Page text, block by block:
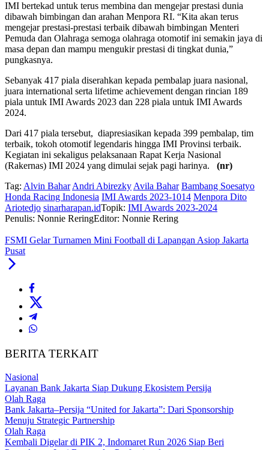
IMI bertekad untuk terus membina dan mengejar prestasi dunia
dibawah bimbingan dan arahan Menpora RI. “Kita akan terus
mengejar prestasi-prestasi terbaik dibawah bimbingan Menteri
Pemuda dan Olahraga semoga olahraga otomotif ini semakin jaya di
masa depan dan mampu mengukir prestasi di tingkat dunia,”
pungkasnya.
Sebanyak 417 piala diserahkan kepada pembalap juara nasional,
juara international serta lifetime achievement dengan rincian 189
piala untuk IMI Awards 2023 dan 228 piala untuk IMI Awards
2024.
Dari 417 piala tersebut, diapresiasikan kepada 399 pembalap, tim
terbaik, tokoh otomotif legendaris hingga IMI Provinsi terbaik.
Kegiatan ini sekaligus pelaksanaan Rapat Kerja Nasional
(Rakernas) IMI 2024 yang dimulai sejak pagi harinya. (nr)
Tag: Alvin Bahar Andri Abirezky Avila Bahar Bambang Soesatyo
Honda Racing Indonesia IMI Awards 2023-1014 Menpora Dito
Ariotedjo sinarharapan.idTopik: IMI Awards 2023-2024
Penulis: Nonnie ReringEditor: Nonnie Rering
FSMI Gelar Turnamen Mini Football di Lapangan Asiop Jakarta
Pusat
BERITA TERKAIT
Nasional
Layanan Bank Jakarta Siap Dukung Ekosistem Persija
Olah Raga
Bank Jakarta–Persija “United for Jakarta”: Dari Sponsorship
Menuju Strategic Partnership
Olah Raga
Kembali Digelar di PIK 2, Indomaret Run 2026 Siap Beri